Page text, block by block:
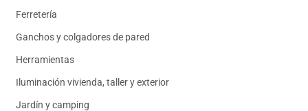
Ferretería
Ganchos y colgadores de pared
Herramientas
Iluminación vivienda, taller y exterior
Jardín y camping